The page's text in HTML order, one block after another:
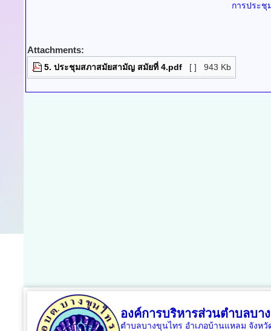
การประชุ
Attachments:
5. ประชุมสภาสมัยสามัญ สมัยที่ 4.pdf [ ] 943 Kb
องค์การบริหารส่วนตำบลบา
ตำบลบางขุนไทร อำเภอบ้านแหลม จังหวั